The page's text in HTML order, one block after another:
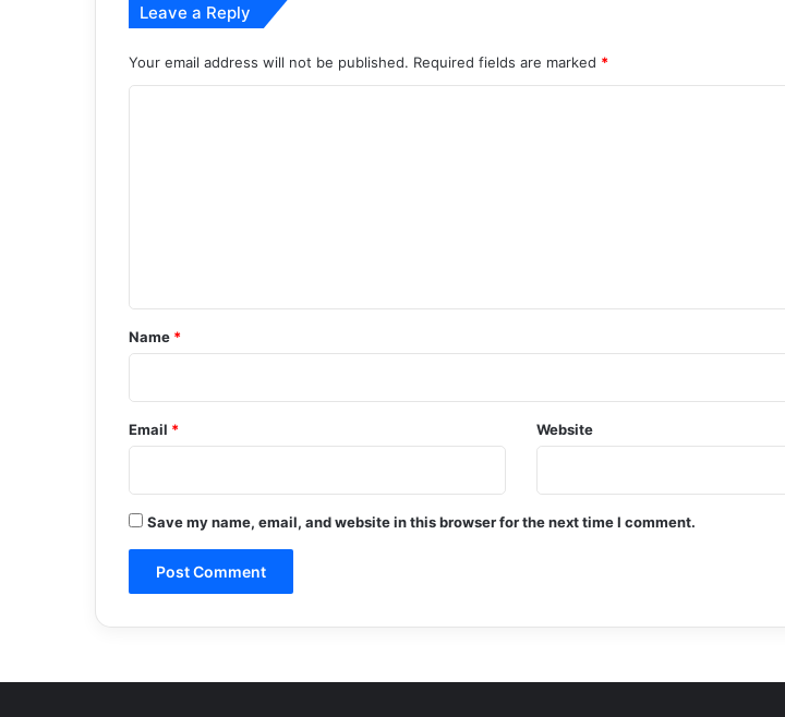
Leave a Reply
Your email address will not be published. Required fields are marked *
*
Name *
Email * Website
Save my name, email, and website in this browser for the next time I comment.